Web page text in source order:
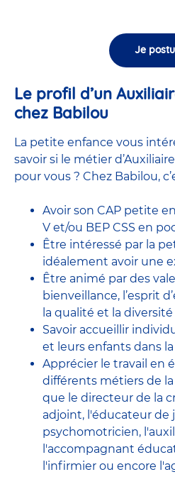
Je
Le profil d’un
chez Babilou
La petite enfance vous
savoir si le métier
pour vous ? Chez Babilou,
Avoir son CAP petite
V et/ou BEP CSS en
Être intéressé par la
idéalement avoir une
Être animé par des
bienveillance, l’esprit
la qualité et la diversité
Savoir accueillir
et leurs enfants dans
Apprécier le travail en
différents métiers de
que le directeur de la
adjoint, l'éducateur de
psychomotricien,
l'accompagnant
l'infirmier ou encore